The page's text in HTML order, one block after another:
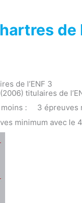
de
de l’ENF 3
titulaires de
moins : 3
minimum avec le